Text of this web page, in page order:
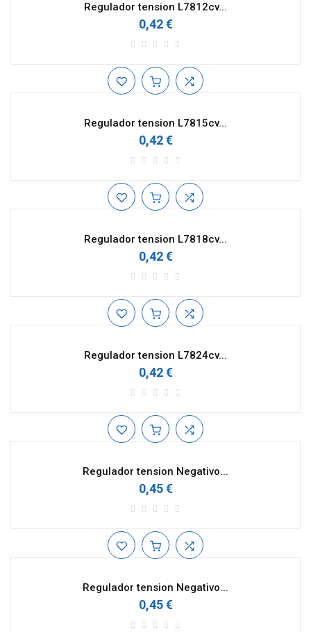
Regulador tension L7812cv...
0,42 €
Regulador tension L7815cv...
0,42 €
Regulador tension L7818cv...
0,42 €
Regulador tension L7824cv...
0,42 €
Regulador tension Negativo...
0,45 €
Regulador tension Negativo...
0,45 €